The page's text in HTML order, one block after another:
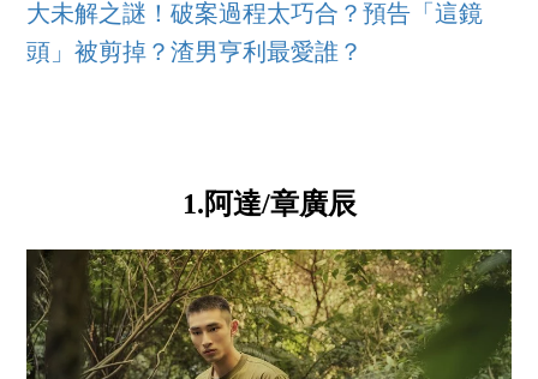
大未解之謎！破案過程太巧合？預告「這鏡
頭」被剪掉？渣男亨利最愛誰？
1.阿達/章廣辰